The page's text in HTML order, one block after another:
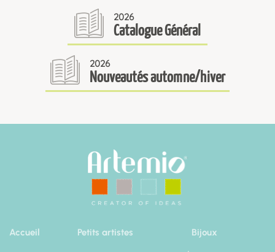
2026
Catalogue Général
2026
Nouveautés automne/hiver
Accueil Petits artistes Bijoux